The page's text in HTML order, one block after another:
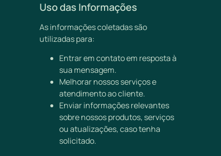
Uso das Informações
As informações coletadas são
utilizadas para:
Entrar em contato em resposta à
sua mensagem.
Melhorar nossos serviços e
atendimento ao cliente.
Enviar informações relevantes
sobre nossos produtos, serviços
ou atualizações, caso tenha
solicitado.